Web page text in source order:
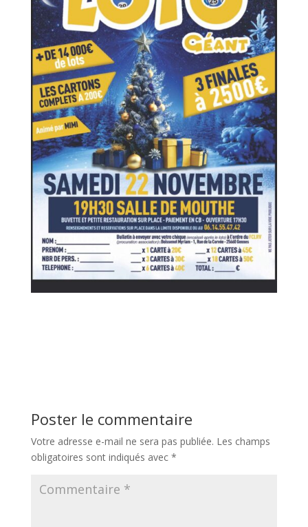
Poster le commentaire
Votre adresse e-mail ne sera pas publiée. Les champs
obligatoires sont indiqués avec *